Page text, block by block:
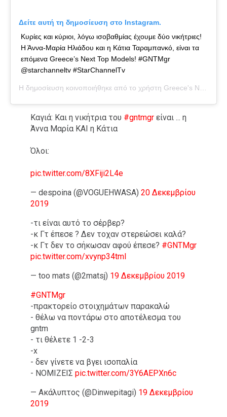
Δείτε αυτή τη δημοσίευση στο Instagram.
Κυρίες και κύριοι, λόγω ισοβαθμίας έχουμε δύο νικήτριες!
Η Άννα-Μαρία Ηλιάδου και η Κάτια Ταραμπανκό, είναι τα
επόμενα Greece’s Next Top Models! #GNTMgr
@starchanneltv #StarChannelTv
Η δημοσίευση κοινοποιήθηκε από το χρήστη Greece's Next Top Model
Καγιά: Και η νικήτρια του #gntmgr είναι ... η
Άννα Μαρία ΚΑΙ η Κάτια
Όλοι:
pic.twitter.com/8XFiji2L4e
— despoina (@VOGUEHWASA) 20 Δεκεμβρίου
2019
-τι είναι αυτό το σέρβερ?
-κ Γτ έπεσε ? Δεν τοχαν στερεώσει καλά?
-κ Γτ δεν το σήκωσαν αφού έπεσε? #GNTMgr
pic.twitter.com/xvynp34tml
— too mats (@2matsj) 19 Δεκεμβρίου 2019
#GNTMgr
-πρακτορείο στοιχημάτων παρακαλώ
- θέλω να ποντάρω στο αποτέλεσμα του
gntm
- τι θέλετε 1 -2-3
-x
- δεν γίνετε να βγει ισοπαλία
- ΝΟΜΙΖΕΙΣ pic.twitter.com/3Y6AEPXn6c
— Ακάλυπτος (@Dinwepitagi) 19 Δεκεμβρίου
2019